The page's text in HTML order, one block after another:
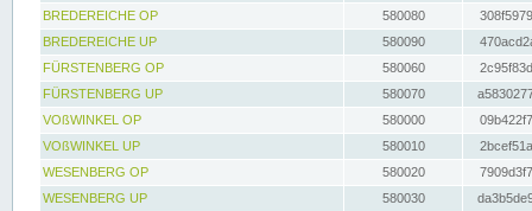
BREDEREICHE OP
580080
BREDEREICHE UP
580090
FÜRSTENBERG OP
580060
FÜRSTENBERG UP
580070
VOßWINKEL OP
580000
VOßWINKEL UP
580010
WESENBERG OP
580020
WESENBERG UP
580030